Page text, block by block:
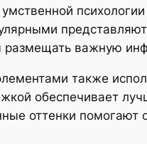
важную
также
обеспечивает
оттенки помогают